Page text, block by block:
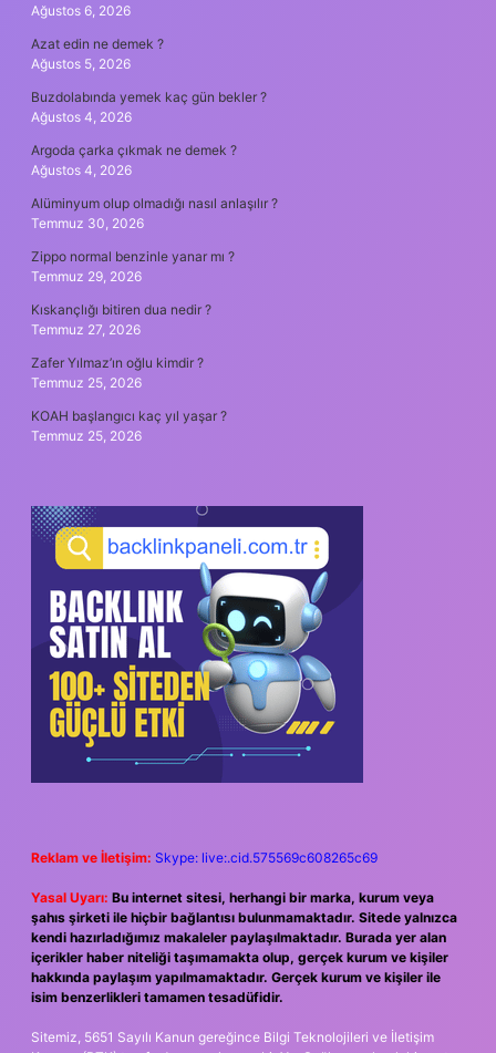
Ağustos 6, 2026
Azat edin ne demek ?
Ağustos 5, 2026
Buzdolabında yemek kaç gün bekler ?
Ağustos 4, 2026
Argoda çarka çıkmak ne demek ?
Ağustos 4, 2026
Alüminyum olup olmadığı nasıl anlaşılır ?
Temmuz 30, 2026
Zippo normal benzinle yanar mı ?
Temmuz 29, 2026
Kıskançlığı bitiren dua nedir ?
Temmuz 27, 2026
Zafer Yılmaz’ın oğlu kimdir ?
Temmuz 25, 2026
KOAH başlangıcı kaç yıl yaşar ?
Temmuz 25, 2026
Reklam ve İletişim: Skype: live:.cid.575569c608265c69
Yasal Uyarı: Bu internet sitesi, herhangi bir marka, kurum veya
şahıs şirketi ile hiçbir bağlantısı bulunmamaktadır. Sitede yalnızca
kendi hazırladığımız makaleler paylaşılmaktadır. Burada yer alan
içerikler haber niteliği taşımamakta olup, gerçek kurum ve kişiler
hakkında paylaşım yapılmamaktadır. Gerçek kurum ve kişiler ile
isim benzerlikleri tamamen tesadüfidir.
Sitemiz, 5651 Sayılı Kanun gereğince Bilgi Teknolojileri ve İletişim